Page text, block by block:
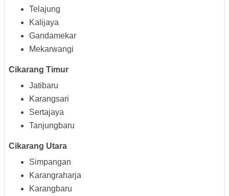
Telajung
Kalijaya
Gandamekar
Mekarwangi
Cikarang Timur
Jatibaru
Karangsari
Sertajaya
Tanjungbaru
Cikarang Utara
Simpangan
Karangraharja
Karangbaru